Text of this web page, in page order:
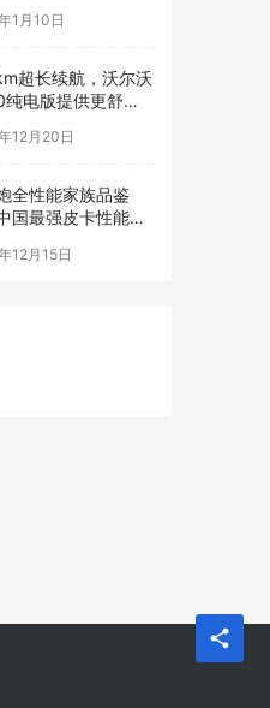
1月10日
超长续航，沃尔沃
电版提供更舒适
12月20日
全性能家族品鉴
国最强皮卡性能战
12月15日